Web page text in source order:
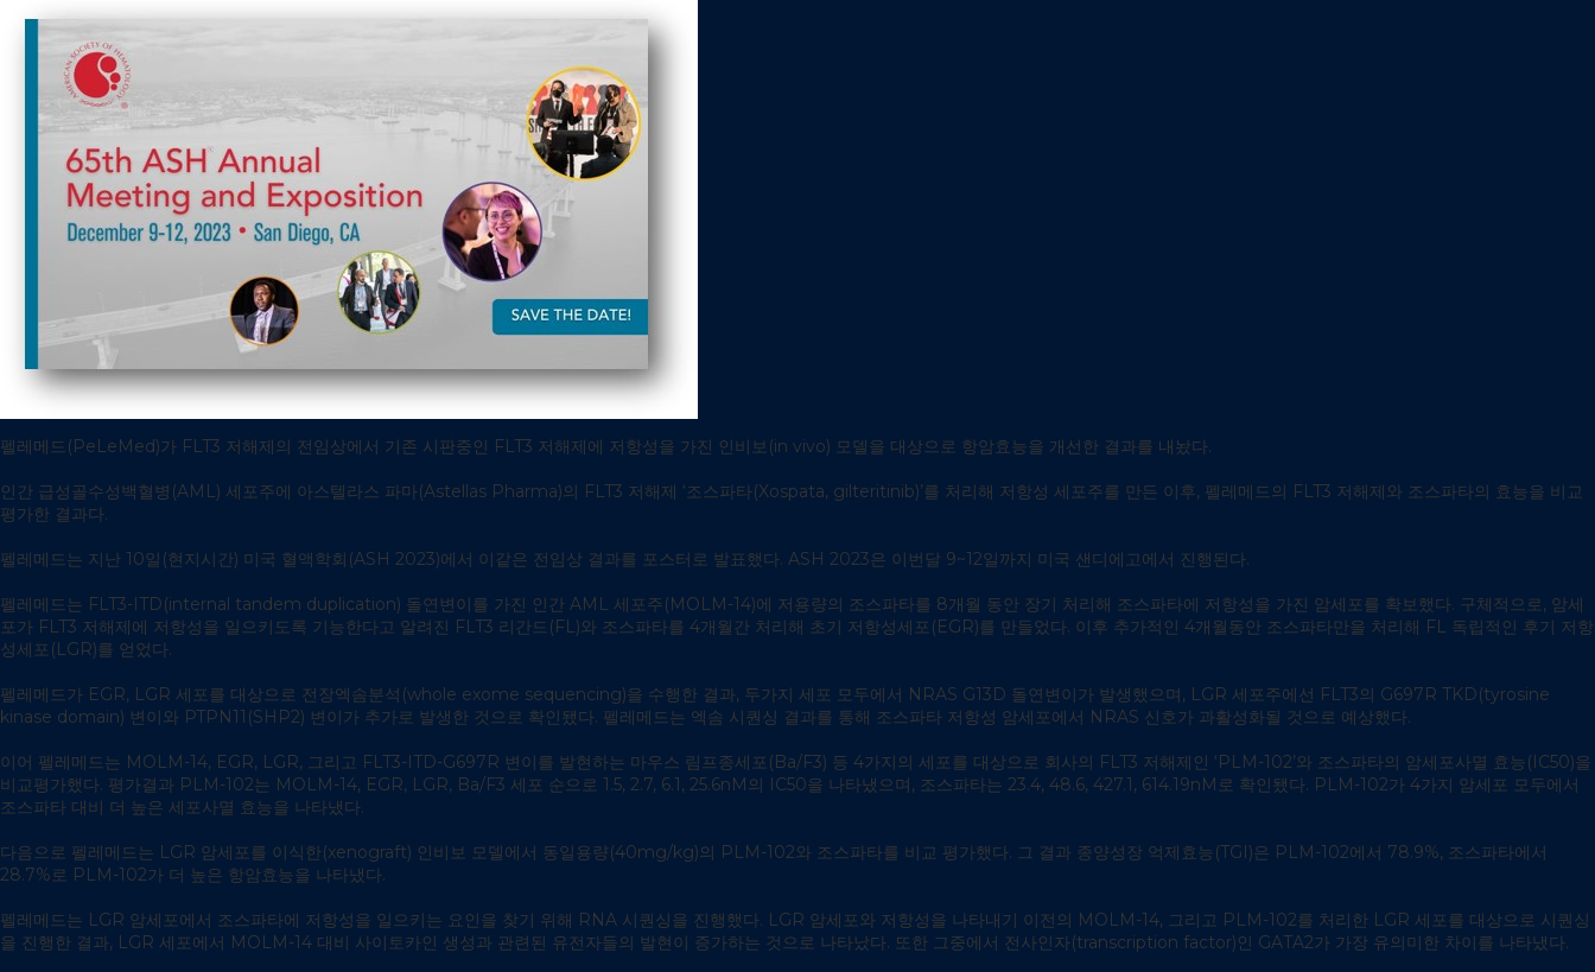
펠레메드(PeLeMed)가 FLT3 저해제의 전임상에서 기존 시판중인 FLT3 저해제에 저항성을 가진 인비보(in vivo) 모델을 대상으로 항암효능을 개선한 결과를 내놨다.
인간 급성골수성백혈병(AML) 세포주에 아스텔라스 파마(Astellas Pharma)의 FLT3 저해제 ‘조스파타(Xospata, gilteritinib)’를 처리해 저항성 세포주를 만든 이후, 펠레메드의 FLT3 저해제와 조스파타의 효능을 비교
평가한 결과다.
펠레메드는 지난 10일(현지시간) 미국 혈액학회(ASH 2023)에서 이같은 전임상 결과를 포스터로 발표했다. ASH 2023은 이번달 9~12일까지 미국 샌디에고에서 진행된다.
펠레메드는 FLT3-ITD(internal tandem duplication) 돌연변이를 가진 인간 AML 세포주(MOLM-14)에 저용량의 조스파타를 8개월 동안 장기 처리해 조스파타에 저항성을 가진 암세포를 확보했다. 구체적으로, 암세
포가 FLT3 저해제에 저항성을 일으키도록 기능한다고 알려진 FLT3 리간드(FL)와 조스파타를 4개월간 처리해 초기 저항성세포(EGR)를 만들었다. 이후 추가적인 4개월동안 조스파타만을 처리해 FL 독립적인 후기 저항
성세포(LGR)를 얻었다.
펠레메드가 EGR, LGR 세포를 대상으로 전장엑솜분석(whole exome sequencing)을 수행한 결과, 두가지 세포 모두에서 NRAS G13D 돌연변이가 발생했으며, LGR 세포주에선 FLT3의 G697R TKD(tyrosine
kinase domain) 변이와 PTPN11(SHP2) 변이가 추가로 발생한 것으로 확인됐다. 펠레메드는 엑솜 시퀀싱 결과를 통해 조스파타 저항성 암세포에서 NRAS 신호가 과활성화될 것으로 예상했다.
이어 펠레메드는 MOLM-14, EGR, LGR, 그리고 FLT3-ITD-G697R 변이를 발현하는 마우스 림프종세포(Ba/F3) 등 4가지의 세포를 대상으로 회사의 FLT3 저해제인 ‘PLM-102’와 조스파타의 암세포사멸 효능(IC50)을
비교평가했다. 평가결과 PLM-102는 MOLM-14, EGR, LGR, Ba/F3 세포 순으로 1.5, 2.7, 6.1, 25.6nM의 IC50을 나타냈으며, 조스파타는 23.4, 48.6, 427.1, 614.19nM로 확인됐다. PLM-102가 4가지 암세포 모두에서
조스파타 대비 더 높은 세포사멸 효능을 나타냈다.
다음으로 펠레메드는 LGR 암세포를 이식한(xenograft) 인비보 모델에서 동일용량(40mg/kg)의 PLM-102와 조스파타를 비교 평가했다. 그 결과 종양성장 억제효능(TGI)은 PLM-102에서 78.9%, 조스파타에서
28.7%로 PLM-102가 더 높은 항암효능을 나타냈다.
펠레메드는 LGR 암세포에서 조스파타에 저항성을 일으키는 요인을 찾기 위해 RNA 시퀀싱을 진행했다. LGR 암세포와 저항성을 나타내기 이전의 MOLM-14, 그리고 PLM-102를 처리한 LGR 세포를 대상으로 시퀀싱
을 진행한 결과, LGR 세포에서 MOLM-14 대비 사이토카인 생성과 관련된 유전자들의 발현이 증가하는 것으로 나타났다. 또한 그중에서 전사인자(transcription factor)인 GATA2가 가장 유의미한 차이를 나타냈다.